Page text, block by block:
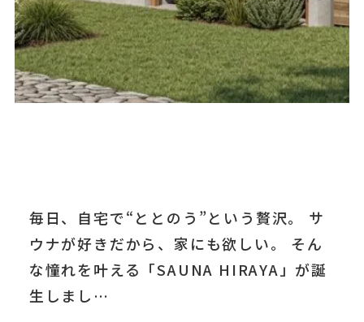
毎日、自宅で“ととのう”という贅沢。 サ
ウナが好きだから、家にも欲しい。 そん
な憧れを叶える「SAUNA HIRAYA」が誕
生しまし…